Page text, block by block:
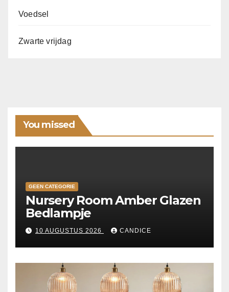
Voedsel
Zwarte vrijdag
You missed
GEEN CATEGORIE
Nursery Room Amber Glazen
Bedlampje
10 AUGUSTUS 2026 CANDICE